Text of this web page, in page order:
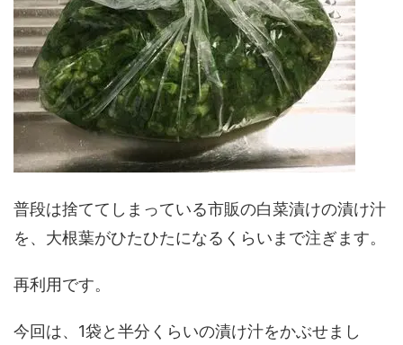
普段は捨ててしまっている市販の白菜漬けの漬け汁
を、大根葉がひたひたになるくらいまで注ぎます。
再利用です。
今回は、1袋と半分くらいの漬け汁をかぶせまし